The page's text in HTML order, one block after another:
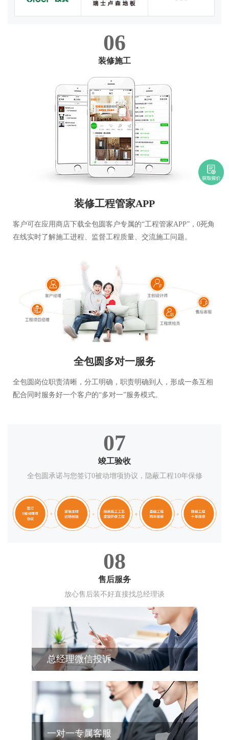
06
装修施工
装修工程管家APP
客户可在应用商店下载全包圆客户专属的“工程管家APP”，0死角
在线实时了解施工进程、监督工程质量、交流施工问题。
全包圆多对一服务
全包圆岗位职责清晰，分工明确，职责明确到人，形成一条互相
配合同时服务好一个客户的“多对一”服务模式。
07
竣工验收
全包圆承诺与您签订0被动增项协议，隐蔽工程10年保修
08
售后服务
放心售后装不好直接找总经理谈
总经理微信投诉
一对一专属客服